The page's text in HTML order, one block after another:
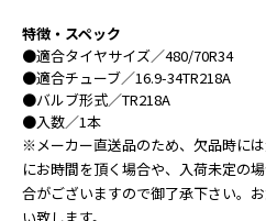
特徴・スペック
●適合タイヤサイズ／480/70R34
●適合チューブ／16.9-34TR218A
●バルブ形式／TR218A
●入数／1本
※メーカー直送品のため、欠品時に
にお時間を頂く場合や、入荷未定の
合がございますので御了承下さい。